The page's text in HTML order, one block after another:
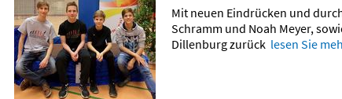
Mit neuen Eindrücken und
Schramm und Noah Meyer,
Dillenburg zurück lesen Sie